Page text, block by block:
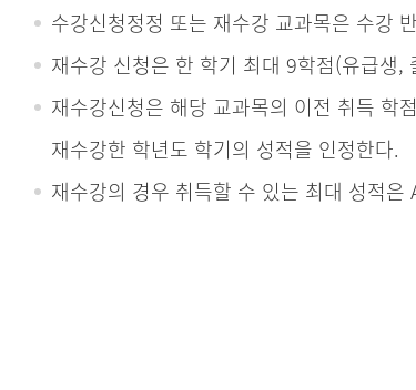
수강신청정정 또는 재수강 교과목은 수강
재수강 신청은 한 학기 최대 9학점(유급생,
재수강신청은 해당 교과목의 이전 취득 학
재수강한 학년도 학기의 성적을 인정한다.
재수강의 경우 취득할 수 있는 최대 성적은